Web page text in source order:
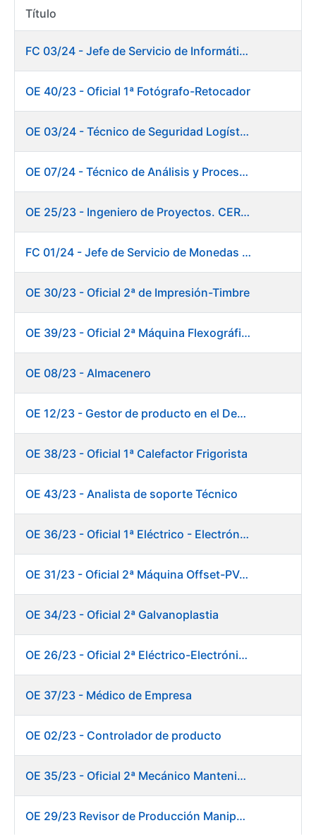
Mostrar/Ocultar
Mostrar/Ocultar
Mostrar/Ocultar
Título
FC 03/24 - Jefe de Servicio de Informática de Gestión y Procesos
OE 40/23 - Oficial 1ª Fotógrafo-Retocador
OE 03/24 - Técnico de Seguridad Logística
OE 07/24 - Técnico de Análisis y Procesos de Laboratorio
OE 25/23 - Ingeniero de Proyectos. CERES
FC 01/24 - Jefe de Servicio de Monedas Conmemorativas
OE 30/23 - Oficial 2ª de Impresión-Timbre
OE 39/23 - Oficial 2ª Máquina Flexográfica y Finalizado
OE 08/23 - Almacenero
OE 12/23 - Gestor de producto en el Departamento Fábrica de Papel (Burgos)
OE 38/23 - Oficial 1ª Calefactor Frigorista
OE 43/23 - Analista de soporte Técnico
OE 36/23 - Oficial 1ª Eléctrico - Electrónico Mantenimiento Destacado
OE 31/23 - Oficial 2ª Máquina Offset-PVC 2+colores
OE 34/23 - Oficial 2ª Galvanoplastia
OE 26/23 - Oficial 2ª Eléctrico-Electrónico Mantenimiento Destacado
OE 37/23 - Médico de Empresa
OE 02/23 - Controlador de producto
OE 35/23 - Oficial 2ª Mecánico Mantenimiento Destacado
OE 29/23 Revisor de Producción Manipulado Timbre